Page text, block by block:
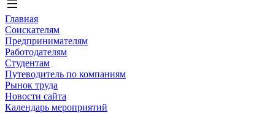
Главная
Соискателям
Предпринимателям
Работодателям
Студентам
Путеводитель по компаниям
Рынок труда
Новости сайта
Календарь мероприятий